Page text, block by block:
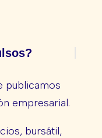
publicamos
empresarial.
bursátil,